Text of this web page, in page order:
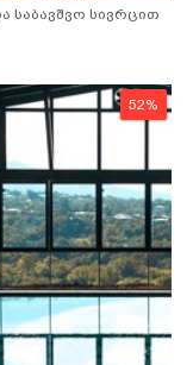
საბავშვო სივრცით
52%